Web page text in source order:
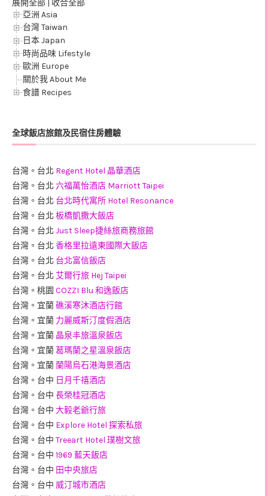
展開全部 | 收合全部
亞洲 Asia
台灣 Taiwan
日本 Japan
時尚品味 Lifestyle
歐洲 Europe
關於我 About Me
食譜 Recipes
全球飯店旅館及民宿住房體驗
台灣。台北 Regent Hotel 晶華酒店
台灣。台北 六福萬怡酒店 Marriott Taipei
台灣。台北 台北時代寓所 Hotel Resonance
台灣。台北 板橋凱撒大飯店
台灣。台北 Just Sleep捷絲旅商務旅館
台灣。台北 香格里拉遠東國際大飯店
台灣。台北 台北富信飯店
台灣。台北 艾爾行旅 Hej Taipei
台灣。桃園 COZZI Blu 和逸飯店
台灣。宜蘭礁溪寒沐酒店行館
台灣。宜蘭 力麗威斯汀度假酒店
台灣。宜蘭 晶泉丰旅溫泉飯店
台灣。宜蘭葛瑪蘭之星溫泉飯店
台灣。宜蘭蘭陽烏石港海景酒店
台灣。台中 日月千禧酒店
台灣。台中 長榮桂冠酒店
台灣。台中 大毅老爺行旅
台灣。台中 Explore Hotel 探索私旅
台灣。台中 Treeart Hotel 璞樹文旅
台灣。台中 1969 藍天飯店
台灣。台中 田中央旅店
台灣。台中 威汀城市酒店